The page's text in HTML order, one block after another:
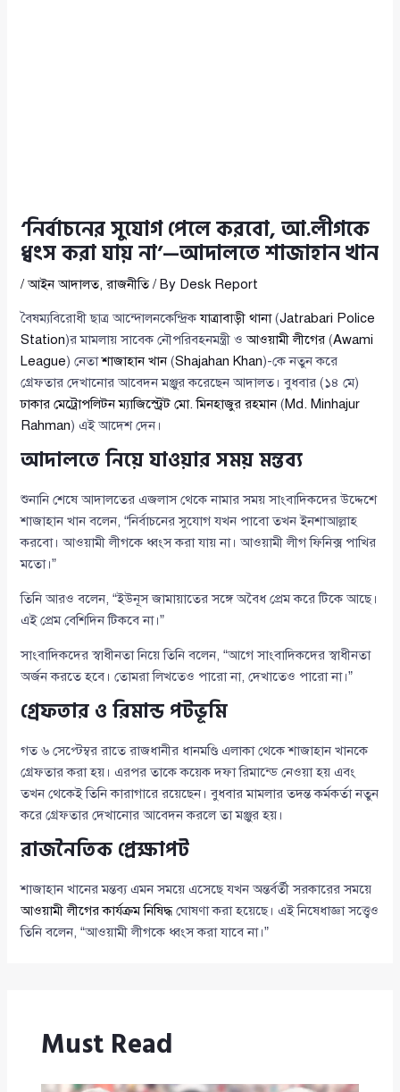
‘নির্বাচনের সুযোগ পেলে করবো, আ.লীগকে
ধ্বংস করা যায় না’—আদালতে শাজাহান খান
/আইন আদালত,রাজনীতি/ By Desk Report
বৈষম্যবিরোধী ছাত্র আন্দোলনকেন্দ্রিকযাত্রাবাড়ী থানা(Jatrabari Police
Station)র মামলায় সাবেক নৌপরিবহনমন্ত্রী ওআওয়ামী লীগের (Awami
League) নেতাশাজাহান খান(Shajahan Khan)-কে নতুন করে
গ্রেফতার দেখানোর আবেদন মঞ্জুর করেছেন আদালত। বুধবার (১৪ মে)
ঢাকার মেট্রোপলিটন ম্যাজিস্ট্রেট মো. মিনহাজুর রহমান(Md. Minhajur
Rahman) এই আদেশ দেন।
আদালতে নিয়ে যাওয়ার সময় মন্তব্য
শুনানি শেষে আদালতের এজলাস থেকে নামার সময় সাংবাদিকদের উদ্দেশে
শাজাহান খান বলেন, “নির্বাচনের সুযোগ যখন পাবো তখন ইনশাআল্লাহ
করবো। আওয়ামী লীগকে ধ্বংস করা যায় না। আওয়ামী লীগ ফিনিক্স পাখির
মতো।”
তিনি আরও বলেন, “ইউনূস জামায়াতের সঙ্গে অবৈধ প্রেম করে টিকে আছে।
এই প্রেম বেশিদিন টিকবে না।”
সাংবাদিকদের স্বাধীনতা নিয়ে তিনি বলেন, “আগে সাংবাদিকদের স্বাধীনতা
অর্জন করতে হবে। তোমরা লিখতেও পারো না, দেখাতেও পারো না।”
গ্রেফতার ও রিমান্ড পটভূমি
গত ৬ সেপ্টেম্বর রাতে রাজধানীর ধানমণ্ডি এলাকা থেকে শাজাহান খানকে
গ্রেফতার করা হয়। এরপর তাকে কয়েক দফা রিমান্ডে নেওয়া হয় এবং
তখন থেকেই তিনি কারাগারে রয়েছেন। বুধবার মামলার তদন্ত কর্মকর্তা নতুন
করে গ্রেফতার দেখানোর আবেদন করলে তা মঞ্জুর হয়।
রাজনৈতিক প্রেক্ষাপট
শাজাহান খানের মন্তব্য এমন সময়ে এসেছে যখন অন্তর্বর্তী সরকারের সময়ে
আওয়ামী লীগের কার্যক্রম নিষিদ্ধঘোষণা করা হয়েছে। এই নিষেধাজ্ঞা সত্ত্বেও
তিনি বলেন, “আওয়ামী লীগকে ধ্বংস করা যাবে না।”
Must Read